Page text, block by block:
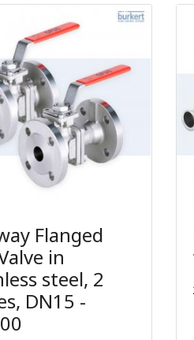
Flanged
in
steel, 2
DN15 -